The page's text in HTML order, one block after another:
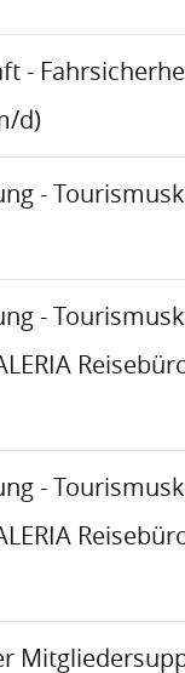
-
d)
-
-
-